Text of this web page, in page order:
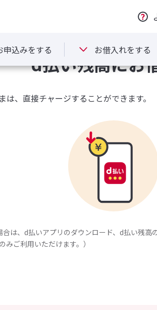
申込みをする お借入れをする
d払い残高にお
、直接チャージすることができます。
は、d払いアプリのダウンロード、d払い残
ご利用いただけます。）